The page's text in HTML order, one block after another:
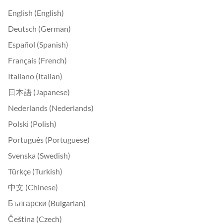
English (English)
Deutsch (German)
Español (Spanish)
Français (French)
Italiano (Italian)
日本語 (Japanese)
Nederlands (Nederlands)
Polski (Polish)
Português (Portuguese)
Svenska (Swedish)
Türkçe (Turkish)
中文 (Chinese)
Български (Bulgarian)
Čeština (Czech)